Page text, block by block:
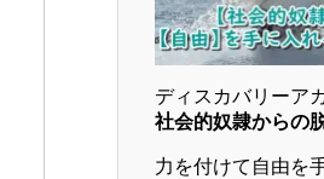
ディスカバリーア
社会的奴隷からの
力を付けて自由を